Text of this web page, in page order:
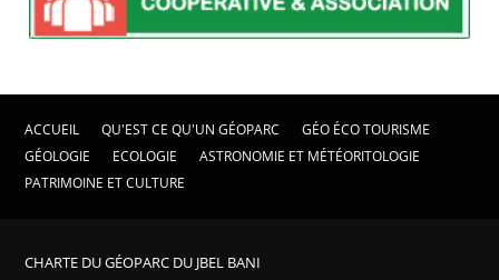
ACCUEIL QU'EST CE QU'UN GÉOPARC
GÉO ÉCO TOURISME
GÉOLOGIE
ECOLOGIE
ASTRONOMIE ET MÉTÉORITOLOGIE
PATRIMOINE ET CULTURE
CHARTE DU GÉOPARC DU JBEL BANI